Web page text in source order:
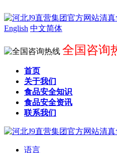
English 中文简体
全国咨询
首页
关于我们
食品安全知识
食品安全资讯
联系我们
语言